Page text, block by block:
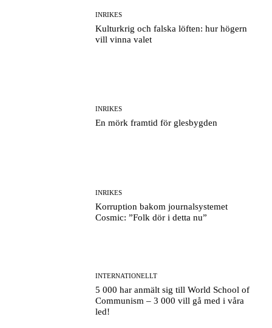
INRIKES
Kulturkrig och falska löften: hur högern
vill vinna valet
INRIKES
En mörk framtid för glesbygden
INRIKES
Korruption bakom journalsystemet
Cosmic: ”Folk dör i detta nu”
INTERNATIONELLT
5 000 har anmält sig till World School of
Communism – 3 000 vill gå med i våra
led!